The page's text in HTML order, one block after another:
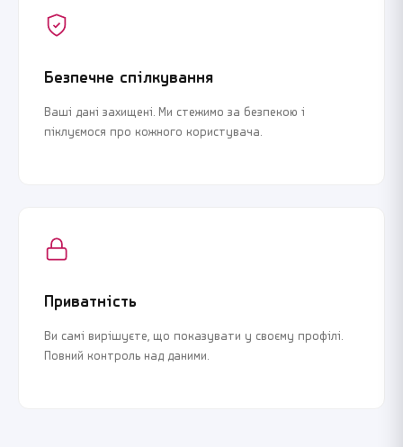
Безпечне спілкування
Ваші дані захищені. Ми стежимо за безпекою і
піклуємося про кожного користувача.
Приватність
Ви самі вирішуєте, що показувати у своєму профілі.
Повний контроль над даними.